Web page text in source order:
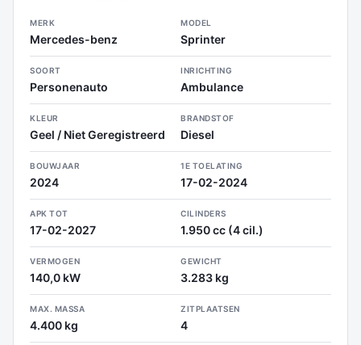
MERK
Mercedes-benz
MODEL
Sprinter
SOORT
Personenauto
INRICHTING
Ambulance
KLEUR
Geel / Niet Geregistreerd
BRANDSTOF
Diesel
BOUWJAAR
2024
1E TOELATING
17-02-2024
APK TOT
17-02-2027
CILINDERS
1.950 cc (4 cil.)
VERMOGEN
140,0 kW
GEWICHT
3.283 kg
MAX. MASSA
4.400 kg
ZITPLAATSEN
4